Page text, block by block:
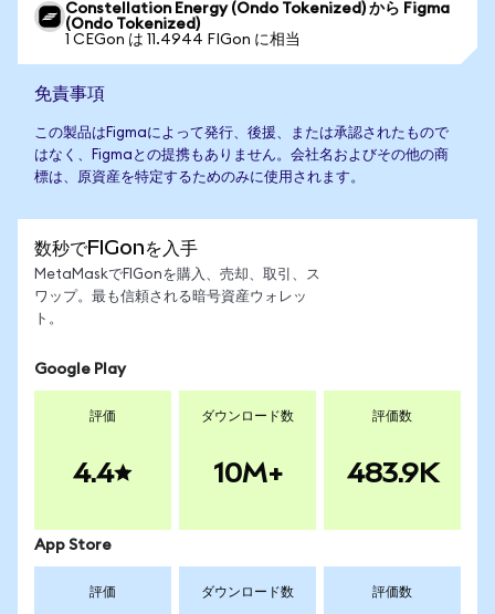
Constellation Energy (Ondo Tokenized) から Figma
(Ondo Tokenized)
1 CEGon は 11.4944 FIGon に相当
免責事項
この製品はFigmaによって発行、後援、または承認されたもので
はなく、Figmaとの提携もありません。会社名およびその他の商
標は、原資産を特定するためのみに使用されます。
数秒でFIGonを入手
MetaMaskでFIGonを購入、売却、取引、ス
ワップ。最も信頼される暗号資産ウォレッ
ト。
Google Play
評価
4.4
ダウンロード数
10M+
評価数
483.9K
App Store
評価 ダウンロード数 評価数